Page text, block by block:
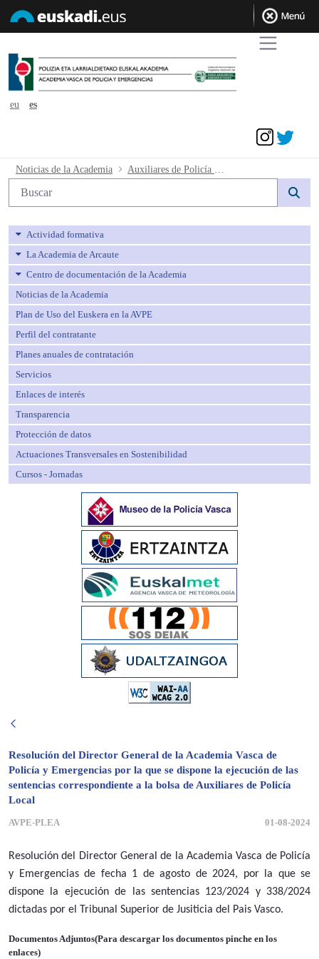
eu
es
Auxiliares de Policía Local Resolución
Noticias de la Academia
Búsqueda web
Actividad formativa
La Academia de Arcaute
Centro de documentación de la Academia
Noticias de la Academia
Plan de Uso del Euskera en la AVPE
Perfil del contratante
Planes anuales de contratación
Servicios
Enlaces de interés
Transparencia
Protección de datos
Actuaciones Transversales en Sostenibilidad
Cursos - Jornadas
Resolución del Director General de la Academia Vasca de
Policía y Emergencias por la que se dispone la ejecución de las
sentencias correspondiente a la bolsa de Auxiliares de Policía
Local
AVPE-PLEA 01-08-2024
Resolución del Director General de la Academia Vasca de Policía
y Emergencias de fecha 1 de agosto de 2024, por la que se
dispone la ejecución de las sentencias 123/2024 y 338/2024
dictadas por el Tribunal Superior de Jusiticia del Pais Vasco.
Documentos Adjuntos(Para descargar los documentos pinche en los
enlaces)